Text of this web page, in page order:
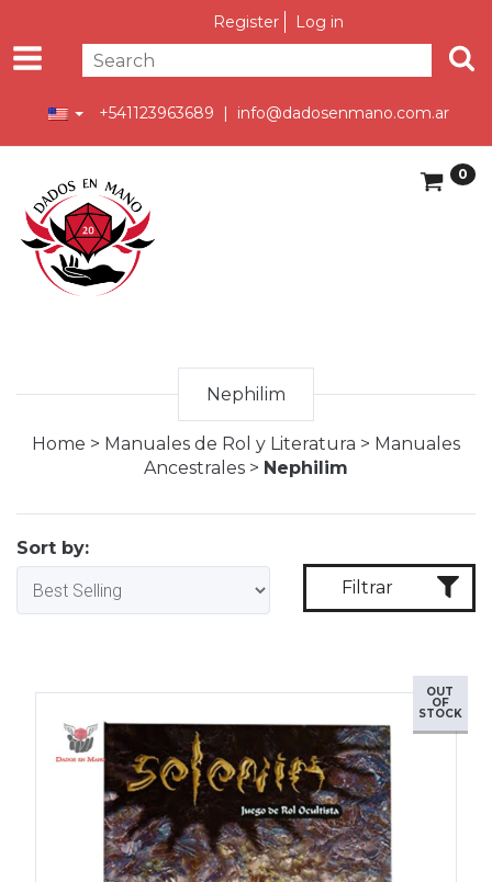
Register Log in
+541123963689 | info@dadosenmano.com.ar
0
Nephilim
Home > Manuales de Rol y Literatura > Manuales
Ancestrales > Nephilim
Sort by:
Filtrar
OUT
OF
STOCK